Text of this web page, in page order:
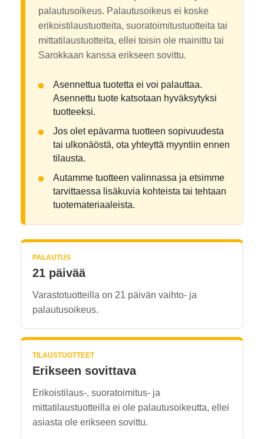
palautusoikeus. Palautusoikeus ei koske
erikoistilaustuotteita, suoratoimitustuotteita tai
mittatilaustuotteita, ellei toisin ole mainittu tai
Sarokkaan kanssa erikseen sovittu.
Asennettua tuotetta ei voi palauttaa.
Asennettu tuote katsotaan hyväksytyksi
tuotteeksi.
Jos olet epävarma tuotteen sopivuudesta
tai ulkonäöstä, ota yhteyttä myyntiin ennen
tilausta.
Autamme tuotteen valinnassa ja etsimme
tarvittaessa lisäkuvia kohteista tai tehtaan
tuotemateriaaleista.
PALAUTUS
21 päivää
Varastotuotteilla on 21 päivän vaihto- ja
palautusoikeus.
TILAUSTUOTTEET
Erikseen sovittava
Erikoistilaus-, suoratoimitus- ja
mittatilaustuotteilla ei ole palautusoikeutta, ellei
asiasta ole erikseen sovittu.